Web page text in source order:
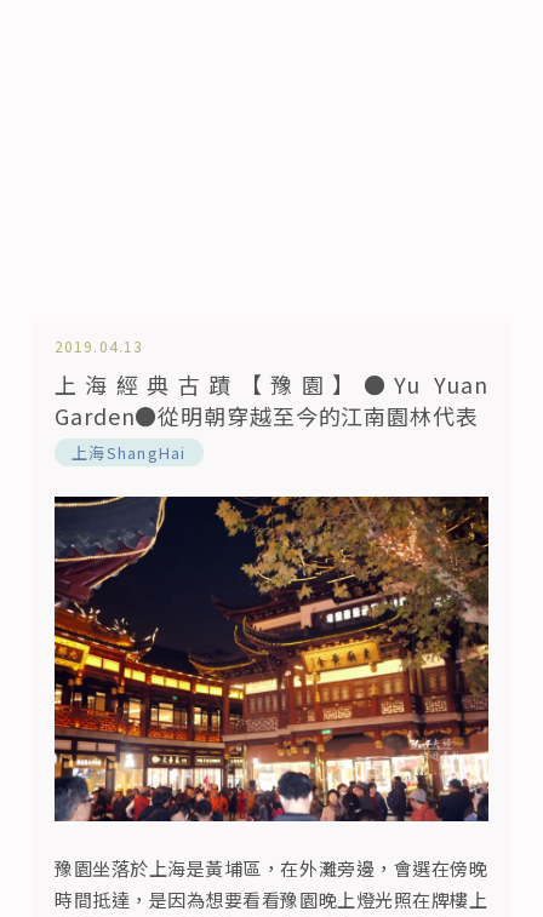
2019.04.13
上海經典古蹟【豫園】●Yu Yuan
Garden●從明朝穿越至今的江南園林代表
上海ShangHai
豫園坐落於上海是黃埔區，在外灘旁邊，會選在傍晚
時間抵達，是因為想要看看豫園晚上燈光照在牌樓上